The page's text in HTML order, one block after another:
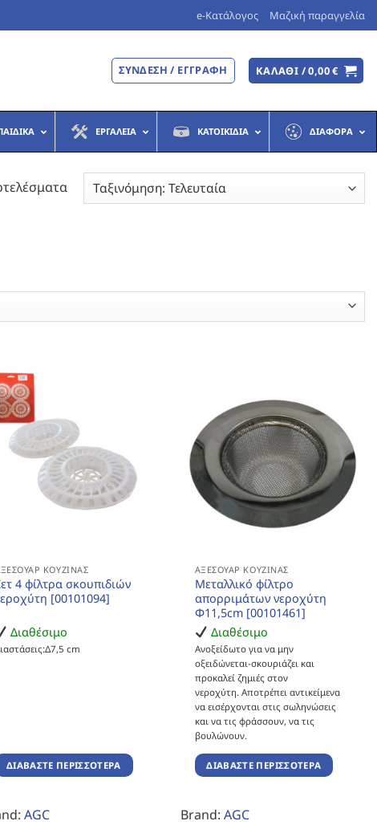
e-Κατάλογος Μαζική παραγγελία
ΣΎΝΔΕΣΗ / ΕΓΓΡΑΦΉ ΚΑΛΆΘΙ /0,00€
ΕΡΓΑΛΕΊΑ ΚΑΤΟΙΚΊΔΙΑ ΔΙΆΦΟΡΑ
Sorted
ΚΟΥΖΊΝΑΣ
4 φίλτρα σκουπιδιών
[00101094]
Διαθέσιμο
cm
ΔΙΑΒΆΣΤΕ ΠΕΡΙΣΣΌΤΕΡΑ
AGC
ΑΞΕΣΟΥΆΡ ΚΟΥΖΊΝΑΣ
Μεταλλικό φίλτρο
απορριμάτων νεροχύτη
Φ11,5cm [00101461]
Διαθέσιμο
Ανοξείδωτο για να μην
οξειδώνεται-σκουριάζει και
προκαλεί ζημιές στον
νεροχύτη. Αποτρέπει αντικείμενα
να εισέρχονται στις σωληνώσεις
και να τις φράσσουν, να τις
βουλώνουν.
ΔΙΑΒΆΣΤΕ ΠΕΡΙΣΣΌΤΕΡΑ
Brand:AGC